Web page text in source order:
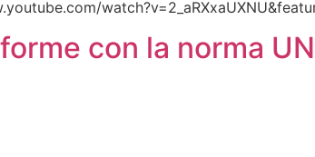
con la norma